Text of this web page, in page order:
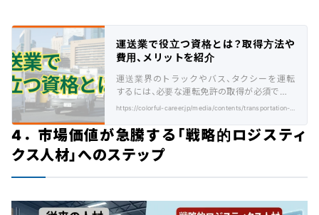
運送業で役立つ資格とは？取得方法や
費用、メリットを紹介
運送業界のトラックやバス、タクシーを運転
するには、必要な運転免許の取得が必須です。
今回は役立つ資格や取得方法、費用について
4．市場価値が急騰する「戦略的ロジスティ
クス人材」へのステップ